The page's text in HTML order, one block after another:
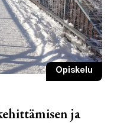
Opiskelu
ja